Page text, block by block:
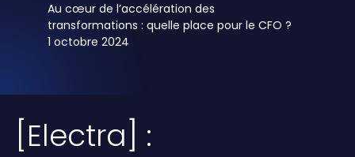
Au cœur de l’accélération des
transformations : quelle place pour le CFO ?
1 octobre 2024
[Electra] :